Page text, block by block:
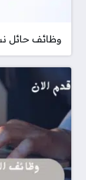
وظائف حائل نساء